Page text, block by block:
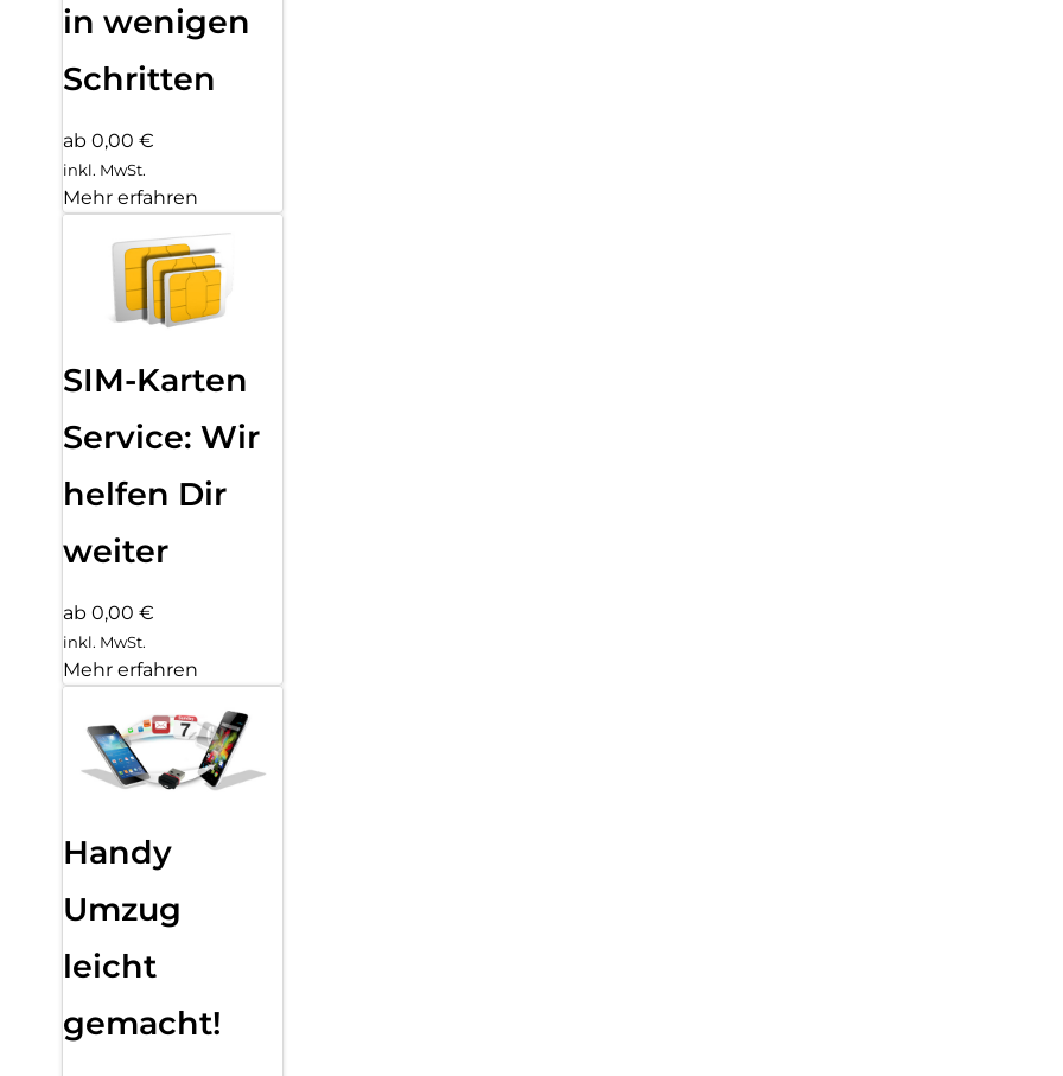
in wenigen
Schritten
ab 0,00 €
inkl. MwSt.
Mehr erfahren
SIM-Karten
Service: Wir
helfen Dir
weiter
ab 0,00 €
inkl. MwSt.
Mehr erfahren
Handy
Umzug
leicht
gemacht!